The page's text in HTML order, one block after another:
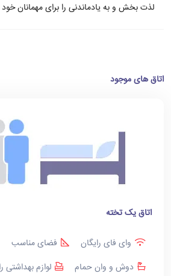
لذت بخش و به یادماندنی را برای مهمانان خود
اتاق های موجود
اتاق یک تخته
وای فای رایگان
فضای مناسب
دوش و وان حمام
لوازم بهداشتی